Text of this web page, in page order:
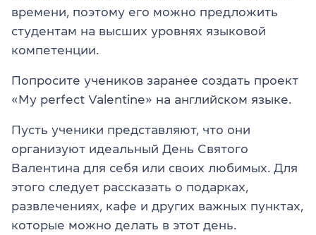
времени, поэтому его можно предложить
студентам на высших уровнях языковой
компетенции.
Попросите учеников заранее создать проект
«My perfect Valentine» на английском языке.
Пусть ученики представляют, что они
организуют идеальный День Святого
Валентина для себя или своих любимых. Для
этого следует рассказать о подарках,
развлечениях, кафе и других важных пунктах,
которые можно делать в этот день.